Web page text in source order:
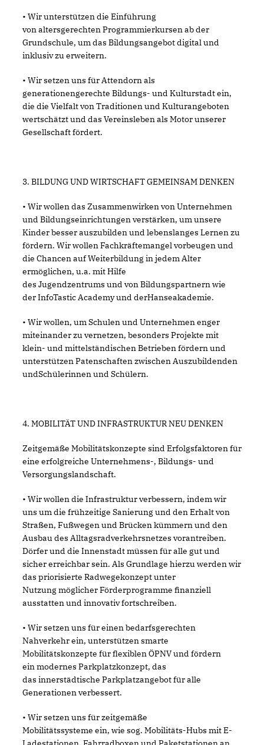
• Wir unterstützen die Einführung
von altersgerechten Programmierkursen ab der
Grundschule, um das Bildungsangebot digital und
inklusiv zu erweitern.
• Wir setzen uns für Attendorn als
generationengerechte Bildungs- und Kulturstadt ein,
die die Vielfalt von Traditionen und Kulturangeboten
wertschätzt und das Vereinsleben als Motor unserer
Gesellschaft fördert.
3. BILDUNG UND WIRTSCHAFT GEMEINSAM DENKEN
• Wir wollen das Zusammenwirken von Unternehmen
und Bildungseinrichtungen verstärken, um unsere
Kinder besser auszubilden und lebenslanges Lernen zu
fördern. Wir wollen Fachkräftemangel vorbeugen und
die Chancen auf Weiterbildung in jedem Alter
ermöglichen, u.a. mit Hilfe
des Jugendzentrums und von Bildungspartnern wie
der InfoTastic Academy und derHanseakademie.
• Wir wollen, um Schulen und Unternehmen enger
miteinander zu vernetzen, besonders Projekte mit
klein- und mittelständischen Betrieben fördern und
unterstützen Patenschaften zwischen Auszubildenden
undSchülerinnen und Schülern.
4. MOBILITÄT UND INFRASTRUKTUR NEU DENKEN
Zeitgemäße Mobilitätskonzepte sind Erfolgsfaktoren für
eine erfolgreiche Unternehmens-, Bildungs- und
Versorgungslandschaft.
• Wir wollen die Infrastruktur verbessern, indem wir
uns um die frühzeitige Sanierung und den Erhalt von
Straßen, Fußwegen und Brücken kümmern und den
Ausbau des Alltagsradverkehrsnetzes vorantreiben.
Dörfer und die Innenstadt müssen für alle gut und
sicher erreichbar sein. Als Grundlage hierzu werden wir
das priorisierte Radwegekonzept unter
Nutzung möglicher Förderprogramme finanziell
ausstatten und innovativ fortschreiben.
• Wir setzen uns für einen bedarfsgerechten
Nahverkehr ein, unterstützen smarte
Mobilitätskonzepte für flexiblen ÖPNV und fördern
ein modernes Parkplatzkonzept, das
das innerstädtische Parkplatzangebot für alle
Generationen verbessert.
• Wir setzen uns für zeitgemäße
Mobilitätssysteme ein, wie sog. Mobilitäts-Hubs mit E-